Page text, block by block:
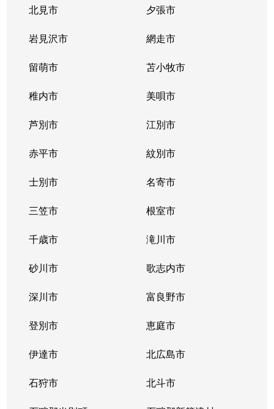
北見市 夕張市
岩見沢市 網走市
留萌市 苫小牧市
稚内市 美唄市
芦別市 江別市
赤平市 紋別市
士別市 名寄市
三笠市 根室市
千歳市 滝川市
砂川市 歌志内市
深川市 富良野市
登別市 恵庭市
伊達市 北広島市
石狩市 北斗市